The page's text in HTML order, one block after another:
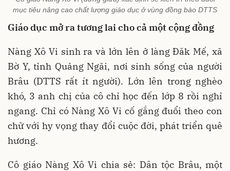
mục tiêu nâng cao chất lượng giáo dục ở vùng đồng bào DTTS
Giáo dục mở ra tương lai cho cả một cộng đồng
Nàng Xô Vi sinh ra và lớn lên ở làng Đăk Mế, xã
Bờ Y, tỉnh Quảng Ngãi, nơi sinh sống của người
Brâu (DTTS rất ít người). Lớn lên trong nghèo
khó, 3 anh chị của cô chỉ học đến lớp 8 rồi nghỉ
ngang. Chỉ có Nàng Xô Vi cố gắng đuổi theo con
chữ với hy vọng thay đổi cuộc đời, phát triển quê
hương.
Cô giáo Nàng Xô Vi chia sẻ: Dân tộc Brâu, một